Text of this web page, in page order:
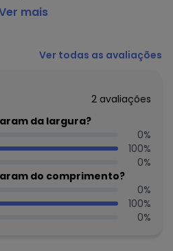
/ CNPJ 75.364.570/0007-55
do produto: Lavagem A Mão.
Não Alvejar Não Secar Em
mais
Ver todas as avaliações
2 avaliações
da largura?
0%
100%
0%
do comprimento?
0%
100%
0%